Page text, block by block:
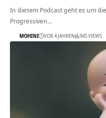
In diesem Podcast geht es um
Progressiven…
MOHINI VOR 4 JAHREN 945 VIEWS